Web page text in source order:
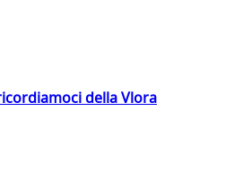
della Vlora